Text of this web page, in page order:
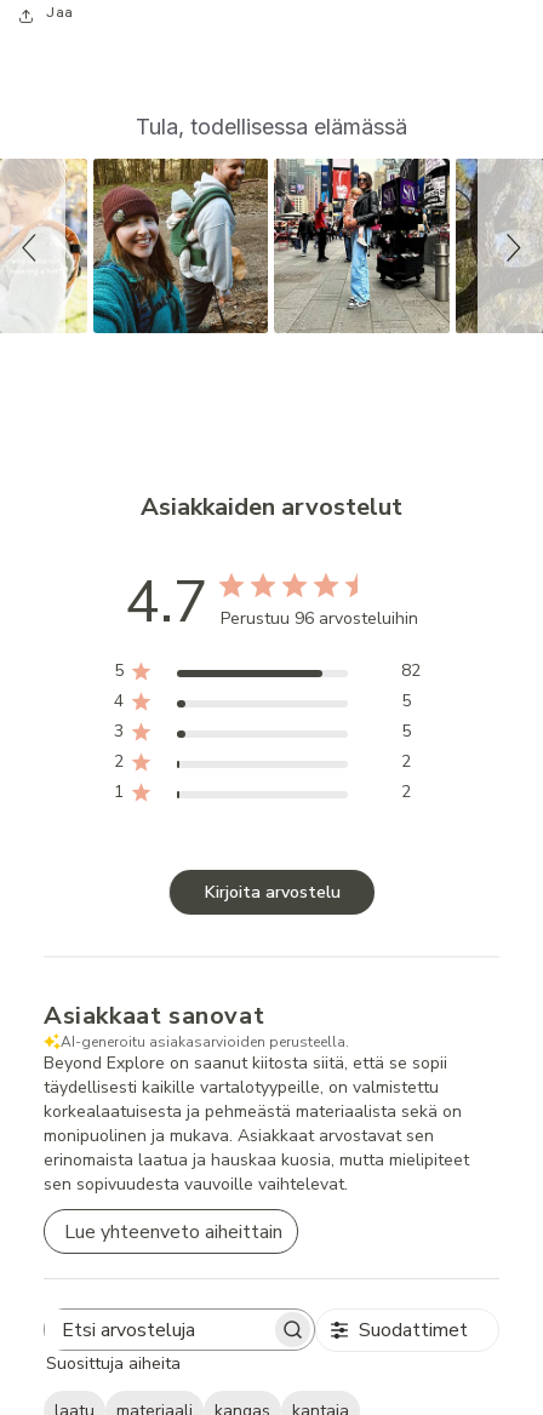
Jaa
i
d
e
s
h
o
Tula, todellisessa elämässä
Asiakkaiden arvostelut
4.7 Perustuu 96 arvosteluihin
5
82
4
5
3
5
2
2
1
2
Kirjoita arvostelu
Asiakkaat sanovat
AI-generoitu asiakasarvioiden perusteella.
Beyond Explore on saanut kiitosta siitä, että se sopii
täydellisesti kaikille vartalotyypeille, on valmistettu
korkealaatuisesta ja pehmeästä materiaalista sekä on
monipuolinen ja mukava. Asiakkaat arvostavat sen
erinomaista laatua ja hauskaa kuosia, mutta mielipiteet
sen sopivuudesta vauvoille vaihtelevat.
Lue yhteenveto aiheittain
Search
reviews
Suodattimet
Suosittuja aiheita